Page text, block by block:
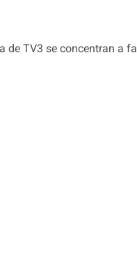
de TV3 se concentran a